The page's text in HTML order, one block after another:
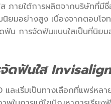
ภายใต้การผลิตจากบริษัทที่มี
ยมอย่างสูง เนื่องจากตอบโจ
การจัดฟันแบบใสเป็นที่นิยม
ดฟันใส
ะเริ่มเป็นทางเลือกที่แพร่หลา